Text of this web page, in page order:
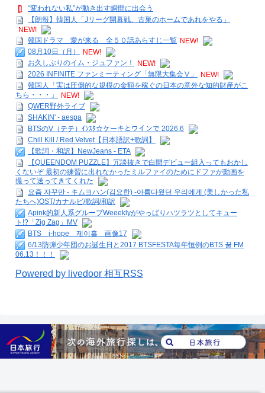
“変われない私”が動き出す瞬間に出会う
【朗報】韓国人「Jリーグ開幕戦、古巣のホームであれをやる」
NEW!
韓国ドラマ 愛が来る 全５０話あらすじ一覧 NEW!
08月10日（月）
NEW!
お久しぶりのイム・ジュファン！
NEW!
2026 INFINITE ファンミーティング「無限大集会Ⅴ」
NEW!
韓国人「実は圧倒的な規模の金額を稼ぐの日本の意外な知的財産がこ
ちら・・・」
NEW!
QWER野外ライブ
SHAKIN' - aespa
BTSのV（テテ）ｲﾝｽﾀ☆ケーキとワインで 2026.6
Chill Kill / Red Velvet【日本語訳+歌詞】
【歌詞・和訳】NewJeans - ETA
【QUEENDOM PUZZLE】冗談抜きで白間デビュー組入ってもおかし
くないぞ 最初の練習に出れなかったミルファイのためにドファが動画を
撮って送ってきてくれた
요즘 자꾸만 - キムヨハン(김요한) -아름다웠던 우리에게 (美しかった私
たちへ)OST/カナルビ/歌詞/和訳
Apink的新人系グループWeeeklyがやっぱりハツラツとしてキュー
ト!?「Zig Zag」MV
BTS j-hope 제이홉 画像17
6/13防弾少年団のお誕生日と2017 BTSFESTA毎年恒例のBTS 꿀 FM
06.13！！！
Powered by livedoor 相互RSS